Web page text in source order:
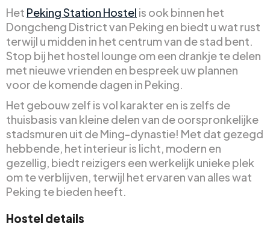
Het Peking Station Hostel is ook binnen het
Dongcheng District van Peking en biedt u wat rust
terwijl u midden in het centrum van de stad bent.
Stop bij het hostel lounge om een drankje te delen
met nieuwe vrienden en bespreek uw plannen
voor de komende dagen in Peking.
Het gebouw zelf is vol karakter en is zelfs de
thuisbasis van kleine delen van de oorspronkelijke
stadsmuren uit de Ming-dynastie! Met dat gezegd
hebbende, het interieur is licht, modern en
gezellig, biedt reizigers een werkelijk unieke plek
om te verblijven, terwijl het ervaren van alles wat
Peking te bieden heeft.
Hostel details